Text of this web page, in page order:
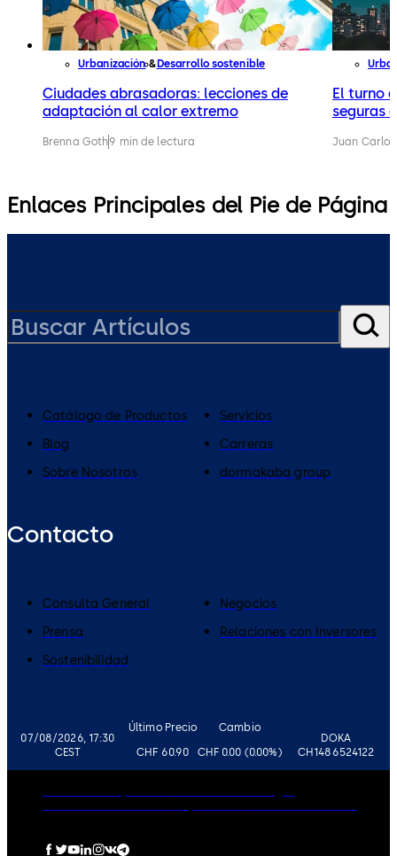
Urbanización Desarrollo sostenible
Ciudades abrasadoras: lecciones de
adaptación al calor extremo
Brenna Goth9 min de lectura
El turno
seguras
Juan
Enlaces Principales del Pie de Página
07/08/2026, 17:30
CEST
Último Precio
CHF 60.90
Cambio
CHF 0.00 (0.00%)
DOKA
CH1486524122
Catálogo de Productos
Servicios
Blog
Carreras
Sobre Nosotros
dormakaba group
Contacto
Consulta General
Negocios
Prensa
Relaciones con Inversores
Sostenibilidad